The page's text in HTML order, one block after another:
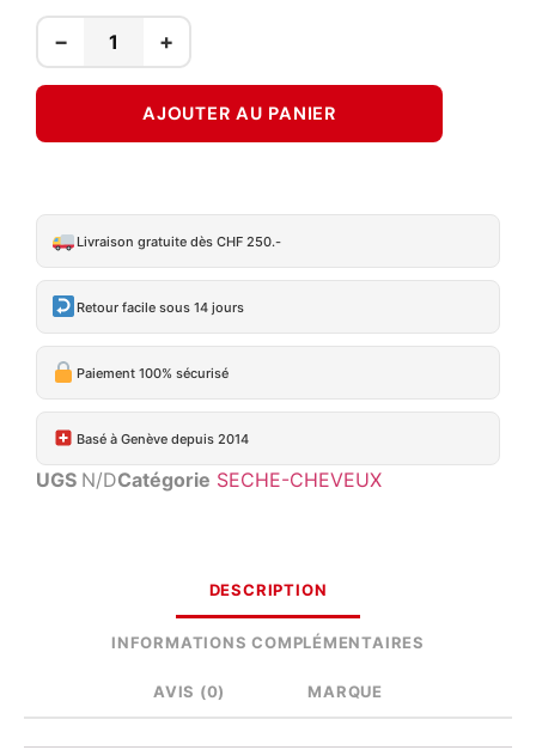
− +
AJOUTER AU PANIER
Livraison gratuite dès CHF 250.-
Retour facile sous 14 jours
Paiement 100% sécurisé
Basé à Genève depuis 2014
UGS N/DCatégorie SECHE-CHEVEUX
DESCRIPTION
INFORMATIONS COMPLÉMENTAIRES
AVIS (0) MARQUE